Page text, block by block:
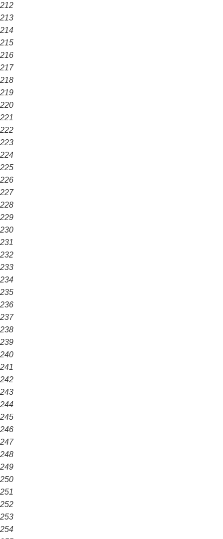
212
213
214
215
216
217
218
219
220
221
222
223
224
225
226
227
228
229
230
231
232
233
234
235
236
237
238
239
240
241
242
243
244
245
246
247
248
249
250
251
252
253
254